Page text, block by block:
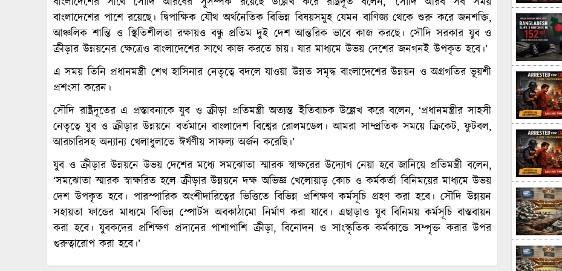
বাংলাদেশের পাশে রয়েছে। দ্বিপাক্ষিক যৌথ অর্থনৈতিক বিভিন্ন বিষয়সমুহ যেমন বাণিজ্য থেকে শুরু করে জনশক্তি,
আঞ্চলিক শান্তি ও স্থিতিশীলতা রক্ষায়ও বন্ধু প্রতিম দুই দেশ আন্তরিক ভাবে কাজ করছে। সৌদি সরকার যুব ও
ক্রীড়ার উন্নয়নের ক্ষেত্রেও বাংলাদেশের সাথে কাজ করতে চায়। যার মাধ্যমে উভয় দেশের জনগনই উপকৃত হবে।’
এ সময় তিনি প্রধানমন্ত্রী শেখ হাসিনার নেতৃত্বে বদলে যাওয়া উন্নত সমৃদ্ধ বাংলাদেশের উন্নয়ন ও অগ্রগতির ভূয়শী
প্রশংসা করেন।
সৌদি রাষ্ট্রদূতের এ প্রস্তাবনাকে যুব ও ক্রীড়া প্রতিমন্ত্রী অত্যন্ত ইতিবাচক উল্লেখ করে বলেন, ‘প্রধানমন্ত্রীর সাহসী
নেতৃত্বে যুব ও ক্রীড়ার উন্নয়নে বর্তমানে বাংলাদেশ বিশ্বের রোলমডেল। আমরা সাম্প্রতিক সময়ে ক্রিকেট, ফুটবল,
আরচারিসহ অন্যান্য খেলাধুলাতে ঈর্ষণীয় সাফল্য অর্জন করেছি।’
যুব ও ক্রীড়ার উন্নয়নে উভয় দেশের মধ্যে সমঝোতা স্মারক স্বাক্ষরের উদ্যোগ নেয়া হবে জানিয়ে প্রতিমন্ত্রী বলেন,
‘সমঝোতা স্মারক স্বাক্ষরিত হলে ক্রীড়ার উন্নয়নে দক্ষ অভিজ্ঞ খেলোয়াড় কোচ ও কর্মকর্তা বিনিময়ের মাধ্যমে উভয়
দেশ উপকৃত হবে। পারস্পারিক অংশীদারিত্বের ভিত্তিতে বিভিন্ন প্রশিক্ষণ কর্মসূচি গ্রহণ করা হবে। সৌদি উন্নয়ন
সহায়তা ফান্ডের মাধ্যমে বিভিন্ন স্পোর্টস অবকাঠামো নির্মাণ করা যাবে। এছাড়াও যুব বিনিময় কর্মসূচি বাস্তবায়ন
করা হবে। যুবকদের প্রশিক্ষণ প্রদানের পাশাপাশি ক্রীড়া, বিনোদন ও সাংস্কৃতিক কর্মকান্ডে সম্পৃক্ত করার উপর
গুরুত্বারোপ করা হবে।’